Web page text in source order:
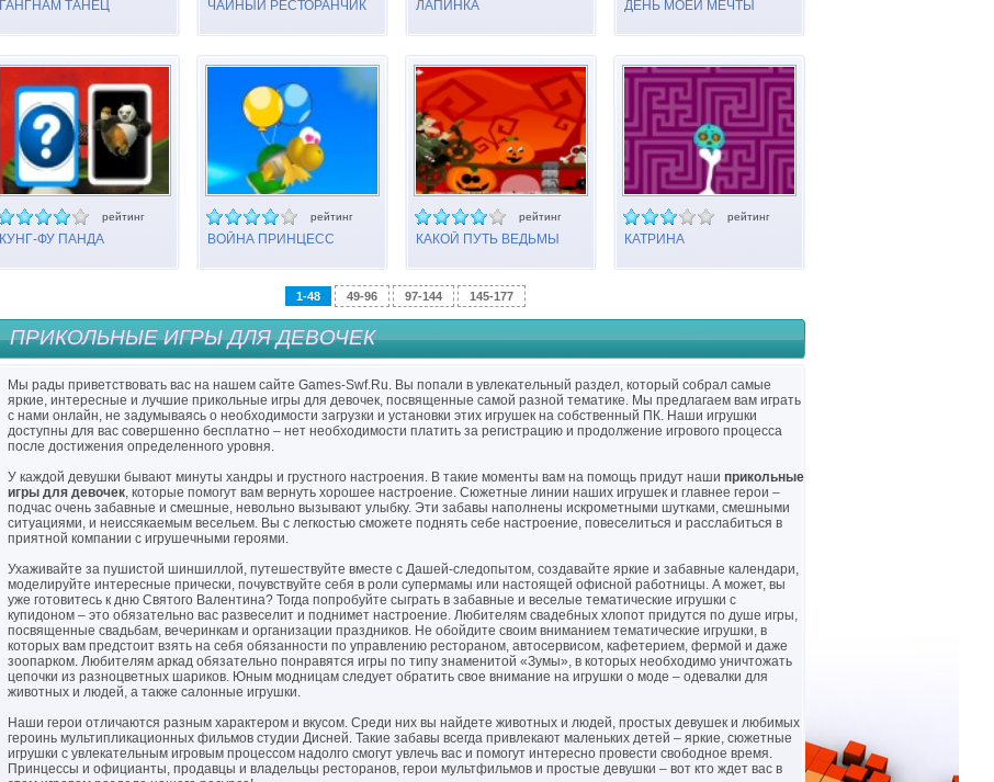
ГАНГНАМ ТАНЕЦ
ЧАЙНЫЙ РЕСТОРАНЧИК
ЛАПИНКА ДЕНЬ МОЕЙ МЕЧТЫ
рейтинг
КУНГ-ФУ ПАНДА
рейтинг
ВОЙНА ПРИНЦЕСС
рейтинг
КАКОЙ ПУТЬ ВЕДЬМЫ
рейтинг
КАТРИНА
1-48 49-96 97-144 145-177
ПРИКОЛЬНЫЕ ИГРЫ ДЛЯ ДЕВОЧЕК
Мы рады приветствовать вас на нашем сайте Games-Swf.Ru. Вы попали в увлекательный раздел, который собрал самые
яркие, интересные и лучшие прикольные игры для девочек, посвященные самой разной тематике. Мы предлагаем вам играть
с нами онлайн, не задумываясь о необходимости загрузки и установки этих игрушек на собственный ПК. Наши игрушки
доступны для вас совершенно бесплатно – нет необходимости платить за регистрацию и продолжение игрового процесса
после достижения определенного уровня.
У каждой девушки бывают минуты хандры и грустного настроения. В такие моменты вам на помощь придут наши прикольные
игры для девочек, которые помогут вам вернуть хорошее настроение. Сюжетные линии наших игрушек и главнее герои –
подчас очень забавные и смешные, невольно вызывают улыбку. Эти забавы наполнены искрометными шутками, смешными
ситуациями, и неиссякаемым весельем. Вы с легкостью сможете поднять себе настроение, повеселиться и расслабиться в
приятной компании с игрушечными героями.
Ухаживайте за пушистой шиншиллой, путешествуйте вместе с Дашей-следопытом, создавайте яркие и забавные календари,
моделируйте интересные прически, почувствуйте себя в роли супермамы или настоящей офисной работницы. А может, вы
уже готовитесь к дню Святого Валентина? Тогда попробуйте сыграть в забавные и веселые тематические игрушки с
купидоном – это обязательно вас развеселит и поднимет настроение. Любителям свадебных хлопот придутся по душе игры,
посвященные свадьбам, вечеринкам и организации праздников. Не обойдите своим вниманием тематические игрушки, в
которых вам предстоит взять на себя обязанности по управлению рестораном, автосервисом, кафетерием, фермой и даже
зоопарком. Любителям аркад обязательно понравятся игры по типу знаменитой «Зумы», в которых необходимо уничтожать
цепочки из разноцветных шариков. Юным модницам следует обратить свое внимание на игрушки о моде – одевалки для
животных и людей, а также салонные игрушки.
Наши герои отличаются разным характером и вкусом. Среди них вы найдете животных и людей, простых девушек и любимых
героинь мультипликационных фильмов студии Дисней. Такие забавы всегда привлекают маленьких детей – яркие, сюжетные
игрушки с увлекательным игровым процессом надолго смогут увлечь вас и помогут интересно провести свободное время.
Принцессы и официанты, продавцы и владельцы ресторанов, герои мультфильмов и простые девушки – вот кто ждет вас в